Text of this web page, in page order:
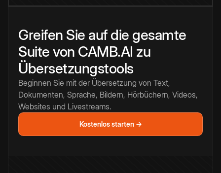
Greifen Sie auf die gesamte
Suite von CAMB.AI zu
Übersetzungstools
Beginnen Sie mit der Übersetzung von Text,
Dokumenten, Sprache, Bildern, Hörbüchern, Videos,
Websites und Livestreams.
Kostenlos starten →